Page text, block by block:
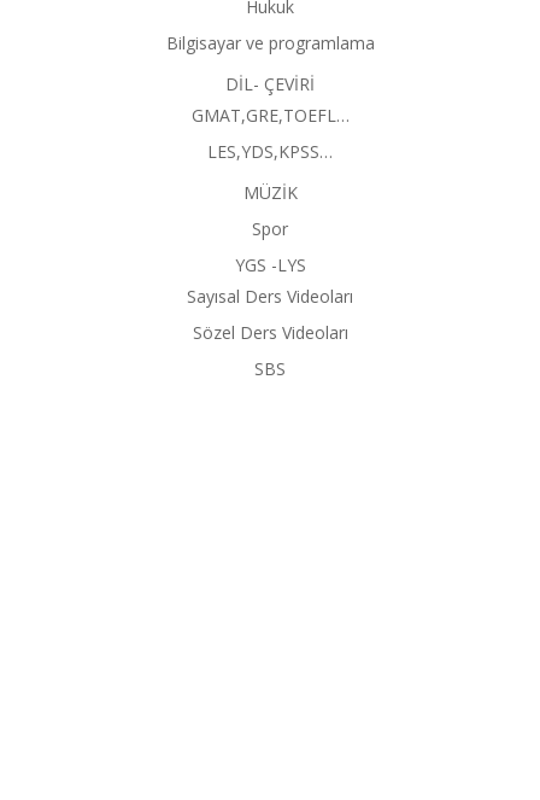
Hukuk
Bilgisayar ve programlama
DİL- ÇEVİRİ
GMAT,GRE,TOEFL…
LES,YDS,KPSS…
MÜZİK
Spor
YGS -LYS
Sayısal Ders Videoları
Sözel Ders Videoları
SBS